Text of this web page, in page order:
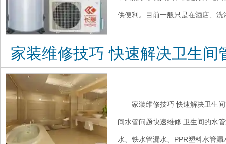
供便利。目前一般只是在酒店、洗
家装维修技巧 快速解决卫生间
家装维修技巧 快速解决卫生
间水管问题快速维修 卫生间的水
水、铁水管漏水、PPR塑料水管漏